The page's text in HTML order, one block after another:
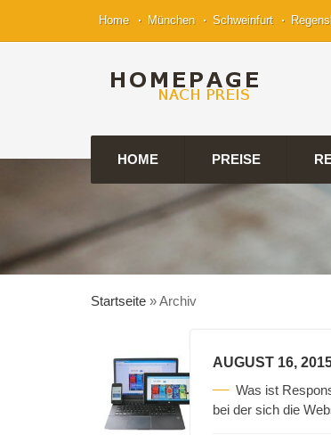
Home München Schweinfurt
HOME PREISE
Startseite »Archiv
AUGUST 16,
Was ist
bei der sich die